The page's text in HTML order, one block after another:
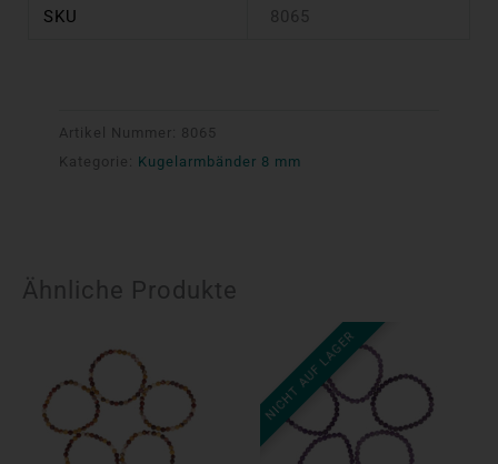
SKU 8065
Artikel Nummer: 8065
Kategorie:
Kugelarmbänder 8 mm
Ähnliche Produkte
NICHT AUF LAGER